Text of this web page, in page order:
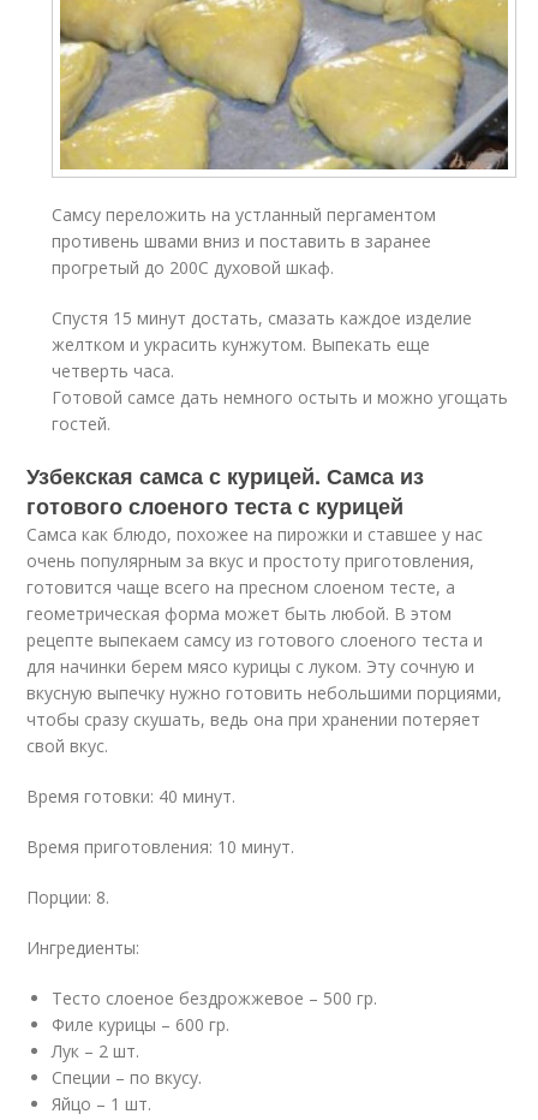
Самсу переложить на устланный пергаментом
противень швами вниз и поставить в заранее
прогретый до 200С духовой шкаф.
Спустя 15 минут достать, смазать каждое изделие
желтком и украсить кунжутом. Выпекать еще
четверть часа.
Готовой самсе дать немного остыть и можно угощать
гостей.
Узбекская самса с курицей. Самса из
готового слоеного теста с курицей
Самса как блюдо, похожее на пирожки и ставшее у нас
очень популярным за вкус и простоту приготовления,
готовится чаще всего на пресном слоеном тесте, а
геометрическая форма может быть любой. В этом
рецепте выпекаем самсу из готового слоеного теста и
для начинки берем мясо курицы с луком. Эту сочную и
вкусную выпечку нужно готовить небольшими порциями,
чтобы сразу скушать, ведь она при хранении потеряет
свой вкус.
Время готовки: 40 минут.
Время приготовления: 10 минут.
Порции: 8.
Ингредиенты:
Тесто слоеное бездрожжевое – 500 гр.
Филе курицы – 600 гр.
Лук – 2 шт.
Специи – по вкусу.
Яйцо – 1 шт.